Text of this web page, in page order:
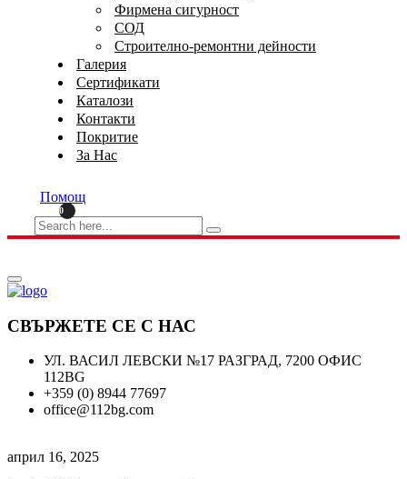
Фирмена сигурност
СОД
Строително-ремонтни дейности
Галерия
Сертификати
Каталози
Контакти
Покритие
За Нас
0
Помощ
СВЪРЖЕТЕ СЕ С НАС
УЛ. ВАСИЛ ЛЕВСКИ №17 РАЗГРАД, 7200 ОФИС
112BG
+359 (0) 8944 77697
office@112bg.com
април 16, 2025